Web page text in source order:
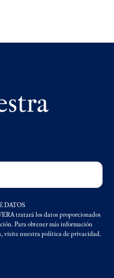
DATOS
tratará los datos proporcionados
Para obtener más información
visite nuestra política de privacidad.